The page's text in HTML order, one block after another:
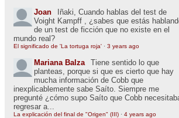
Joan
Iñaki, Cuando hablas del test de
Voight Kampff , ¿sabes que estás
de un test de ficción que no existe en el
mundo real?
El significado de 'La tortuga roja' · 3 years ago
Mariana Balza
Tiene sentido lo que
planteas, porque si que es cierto que hay
mucha información de Cobb que
inexplicablemente sabe Saíto. Siempre me
pregunté ¿cómo supo Saíto que Cobb
regresar a...
La explicación del final de "Origen" (III) · 4 years ago